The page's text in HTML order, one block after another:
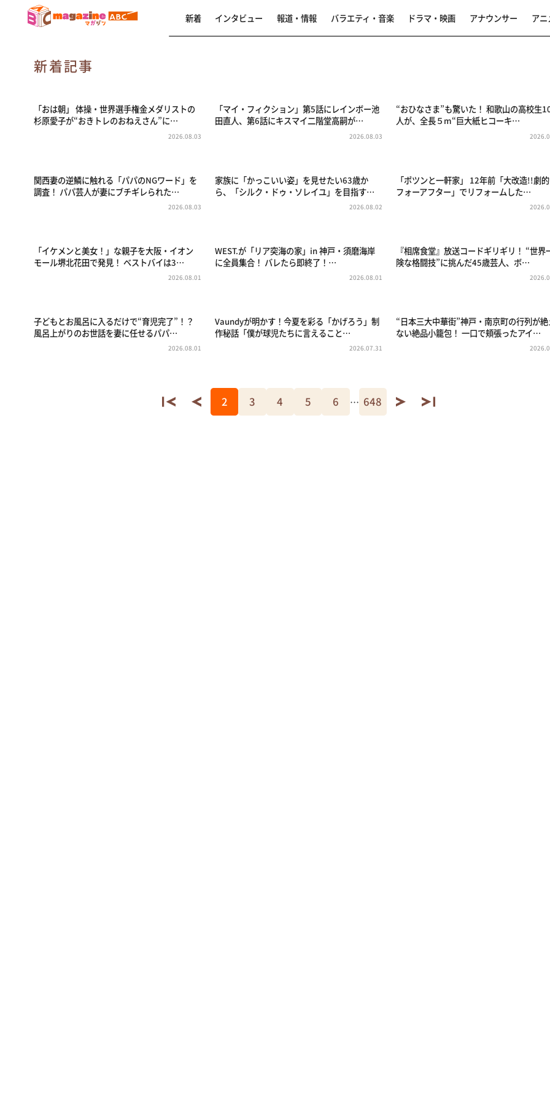
新着 インタビュー 報道・情報 バラエティ・音楽 ドラマ・映画 アナウンサー アニ
新着記事
「おは朝」 体操・世界選手権金メダリストの
杉原愛子が“おきトレのおねえさん”に…
2026.08.03
「マイ・フィクション」第5話にレインボー池
田直人、第6話にキスマイ二階堂高嗣が…
2026.08.03
“おひなさま”も驚いた！ 和歌山の高校生
人が、全長５m“巨大紙ヒコーキ…
関西妻の逆鱗に触れる「パパのNGワード」を
調査！ パパ芸人が妻にブチギレられた…
2026.08.03
家族に「かっこいい姿」を見せたい63歳か
ら、「シルク・ドゥ・ソレイユ」を目指す…
2026.08.02
「ポツンと一軒家」 12年前「大改造!!劇
フォーアフター」でリフォームした…
「イケメンと美女！」な親子を大阪・イオン
モール堺北花田で発見！ ベストバイは3…
2026.08.01
WEST.が「リア突海の家」in 神戸・須磨海岸
に全員集合！ バレたら即終了！…
2026.08.01
『相席食堂』放送コードギリギリ！ “世界
険な格闘技”に挑んだ45歳芸人、ボ…
子どもとお風呂に入るだけで“育児完了”！？
風呂上がりのお世話を妻に任せるパパ…
2026.08.01
Vaundyが明かす！今夏を彩る「かげろう」制
作秘話「僕が球児たちに言えること…
2026.07.31
“日本三大中華街”神戸・南京町の行列が絶
ない絶品小籠包！ 一口で頬張ったアイ…
2 3 4 5 6 … 648